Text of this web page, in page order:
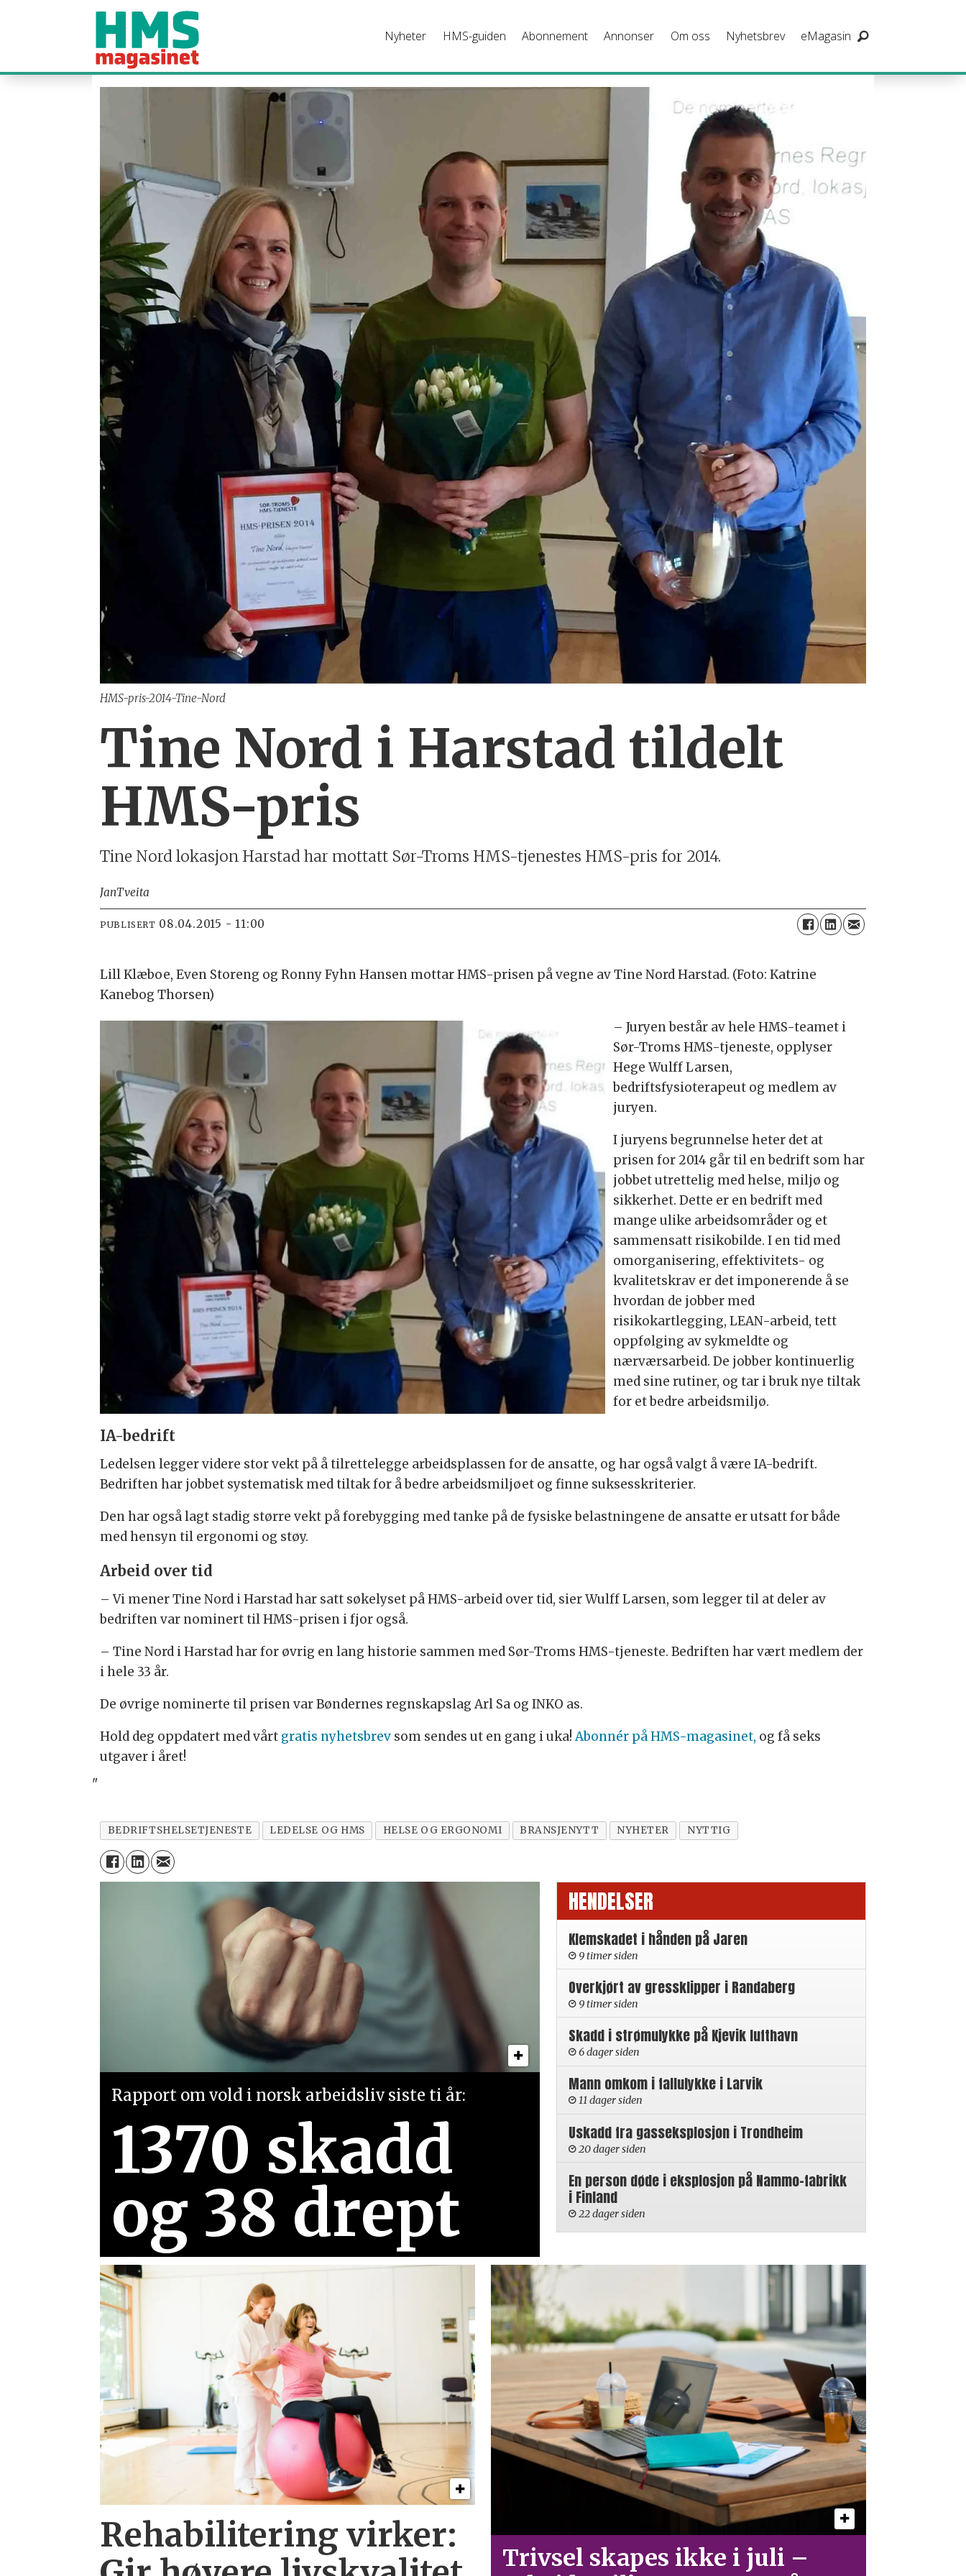
Nyheter HMS-guiden Abonnement Annonser Om oss Nyhetsbrev eMagasin
HMS-pris-2014-Tine-Nord
Tine Nord i Harstad tildelt
HMS-pris
Tine Nord lokasjon Harstad har mottatt Sør-Troms HMS-tjenestes HMS-pris for 2014.
JanTveita
PUBLISERT 08.04.2015 - 11:00
Lill Klæboe, Even Storeng og Ronny Fyhn Hansen mottar HMS-prisen på vegne av Tine Nord Harstad. (Foto: Katrine
Kanebog Thorsen)
– Juryen består av hele HMS-teamet i
Sør-Troms HMS-tjeneste, opplyser
Hege Wulff Larsen,
bedriftsfysioterapeut og medlem av
juryen.
I juryens begrunnelse heter det at
prisen for 2014 går til en bedrift som har
jobbet utrettelig med helse, miljø og
sikkerhet. Dette er en bedrift med
mange ulike arbeidsområder og et
sammensatt risikobilde. I en tid med
omorganisering, effektivitets- og
kvalitetskrav er det imponerende å se
hvordan de jobber med
risikokartlegging, LEAN-arbeid, tett
oppfølging av sykmeldte og
nærværsarbeid. De jobber kontinuerlig
med sine rutiner, og tar i bruk nye tiltak
for et bedre arbeidsmiljø.
IA-bedrift
Ledelsen legger videre stor vekt på å tilrettelegge arbeidsplassen for de ansatte, og har også valgt å være IA-bedrift.
Bedriften har jobbet systematisk med tiltak for å bedre arbeidsmiljøet og finne suksesskriterier.
Den har også lagt stadig større vekt på forebygging med tanke på de fysiske belastningene de ansatte er utsatt for både
med hensyn til ergonomi og støy.
Arbeid over tid
– Vi mener Tine Nord i Harstad har satt søkelyset på HMS-arbeid over tid, sier Wulff Larsen, som legger til at deler av
bedriften var nominert til HMS-prisen i fjor også.
– Tine Nord i Harstad har for øvrig en lang historie sammen med Sør-Troms HMS-tjeneste. Bedriften har vært medlem der
i hele 33 år.
De øvrige nominerte til prisen var Bøndernes regnskapslag Arl Sa og INKO as.
Hold deg oppdatert med vårt gratis nyhetsbrev som sendes ut en gang i uka!Abonnér på HMS-magasinet, og få seks
utgaver i året!
"
BEDRIFTSHELSETJENESTE LEDELSE OG HMS HELSE OG ERGONOMI BRANSJENYTT NYHETER NYTTIG
Rapport om vold i norsk arbeidsliv siste ti år:
1370 skadd
og 38 drept
HENDELSER
Klemskadet i hånden på Jaren
9 timer siden
Overkjørt av gressklipper i Randaberg
9 timer siden
Skadd i strømulykke på Kjevik lufthavn
6 dager siden
Mann omkom i fallulykke i Larvik
11 dager siden
Uskadd fra gasseksplosjon i Trondheim
20 dager siden
En person døde i eksplosjon på Nammo-fabrikk
i Finland
22 dager siden
Rehabilitering virker:
Trivsel skapes ikke i juli –